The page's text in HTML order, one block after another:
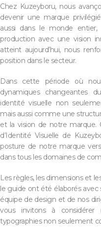
Chez Kuzeyboru, nous
devenir une marque
aussi dans le monde
production avec une vision
atteint aujourd’hui, nous
position dans le secteur.
Dans cette période où
dynamiques changeantes
identité visuelle non
mais aussi comme une
et la vision de notre marque.
d’Identité Visuelle de
posture de notre marque
dans tous les domaines de
Les règles, les dimensions et
le guide ont été élaborés
équipe de design et de nos
vous invitons à
typographies non seulement